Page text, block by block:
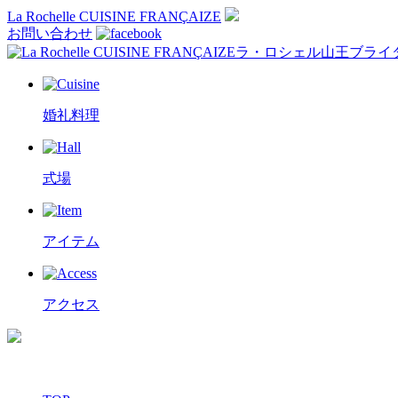
La Rochelle CUISINE FRANÇAIZE
お問い合わせ
ラ・ロシェル山王ブライ
婚礼料理
式場
アイテム
アクセス